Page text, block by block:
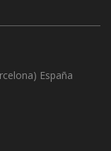
España